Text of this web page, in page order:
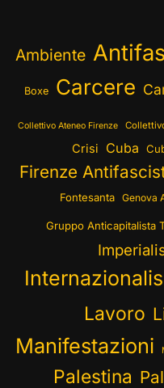
Ambiente
Boxe Carcere
Collettivo Ateneo Firenze
Crisi Cuba
Firenze
Fontesanta Genova
Gruppo Anticapitalista
Lavoro
Manifestazioni
Palestina